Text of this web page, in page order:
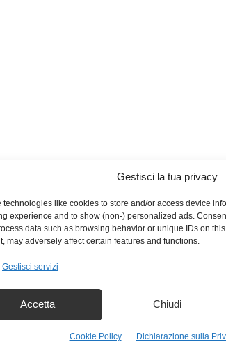
Gestisci la tua privacy
technologies like cookies to store and/or access device
experience and to show (non-) personalized ads.
data such as browsing behavior or unique IDs on
may adversely affect certain features and functions.
Gestisci servizi
Accetta Chiudi
Cookie Policy Dichiarazione sulla